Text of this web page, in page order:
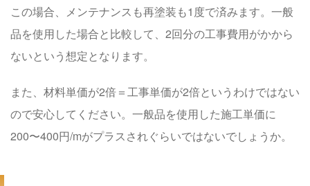
この場合、メンテナンスも再塗装も1度で済みます。一般
品を使用した場合と比較して、 2回分の工事費用がかから
ないという想定となります。
また、 材料単価が2倍＝工事単価が2倍というわけではない
ので安心してください。一般品を使用した施工単価に
200〜400円/mがプラスされぐらいではないでしょうか。